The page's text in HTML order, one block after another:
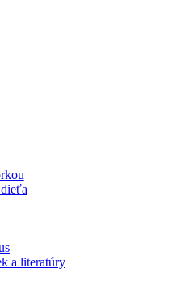
a literatúry